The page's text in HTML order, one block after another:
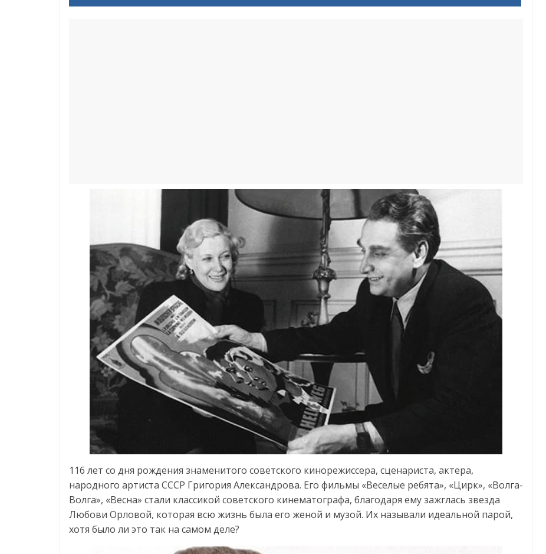
116 лет со дня рождения знаменитого советского кинорежиссера, сценариста, актера,
народного артиста СССР Григория Александрова. Его фильмы «Веселые ребята», «Цирк», «Волга-
Волга», «Весна» стали классикой советского кинематографа, благодаря ему зажглась звезда
Любови Орловой, которая всю жизнь была его женой и музой. Их называли идеальной парой,
хотя было ли это так на самом деле?